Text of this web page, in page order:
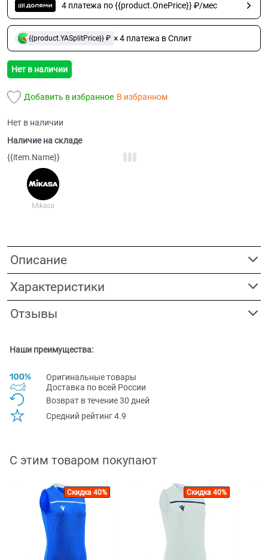
4 платежа по {{product.OnePrice}} ₽/мес
{{product.YASplitPrice}} ₽ × 4 платежа в Сплит
Нет в наличии
Добавить в избранное В избранном
Нет в наличии
Наличие на складе
{{item.Name}}
Описание
Характеристики
Отзывы
Наши преимущества:
Оригинальные товары
Доставка по всей Pоссии
Возврат в течение 30 дней
Средний рейтинг 4.9
С этим товаром покупают
Скидка 40% Скидка 40%